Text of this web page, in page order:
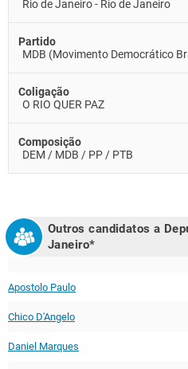
Rio de Janeiro - Rio de Janeiro
Partido
MDB (Movimento Democrático
Coligação
O RIO QUER PAZ
Composição
DEM / MDB / PP / PTB
Outros candidatos a
Janeiro*
Apostolo Paulo
Chico D'Angelo
Daniel Marques